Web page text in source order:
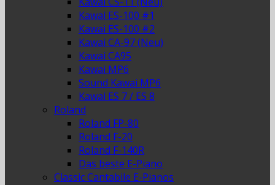
Kawai ES-100 #1
Kawai ES-100 #2
Kawai CA-97 (Neu)
Kawai CA95
Kawai MP6
Sound Kawai MP6
Kawai ES 7 / ES 8
Roland
Roland FP-80
Roland F-20
Roland F-140R
Das beste E-Piano
Classic Cantabile E-Pianos